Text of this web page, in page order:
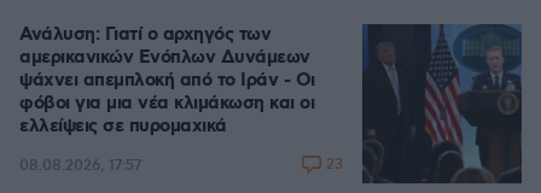
Ανάλυση: Γιατί ο αρχηγός των
αμερικανικών Ενόπλων Δυνάμεων
ψάχνει απεμπλοκή από το Ιράν - Οι
φόβοι για μια νέα κλιμάκωση και οι
ελλείψεις σε πυρομαχικά
08.08.2026, 17:57 23